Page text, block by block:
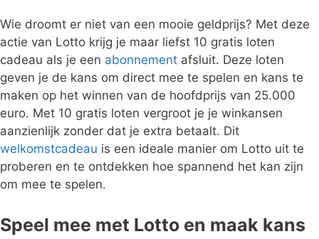
Wie droomt er niet van een mooie geldprijs? Met deze
actie van Lotto krijg je maar liefst 10 gratis loten
cadeau als je een abonnement afsluit. Deze loten
geven je de kans om direct mee te spelen en kans te
maken op het winnen van de hoofdprijs van 25.000
euro. Met 10 gratis loten vergroot je je winkansen
aanzienlijk zonder dat je extra betaalt. Dit
welkomstcadeau is een ideale manier om Lotto uit te
proberen en te ontdekken hoe spannend het kan zijn
om mee te spelen.
Speel mee met Lotto en maak kans